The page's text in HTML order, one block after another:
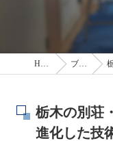
HOME ブログ 栃
栃木の別荘
進化した技